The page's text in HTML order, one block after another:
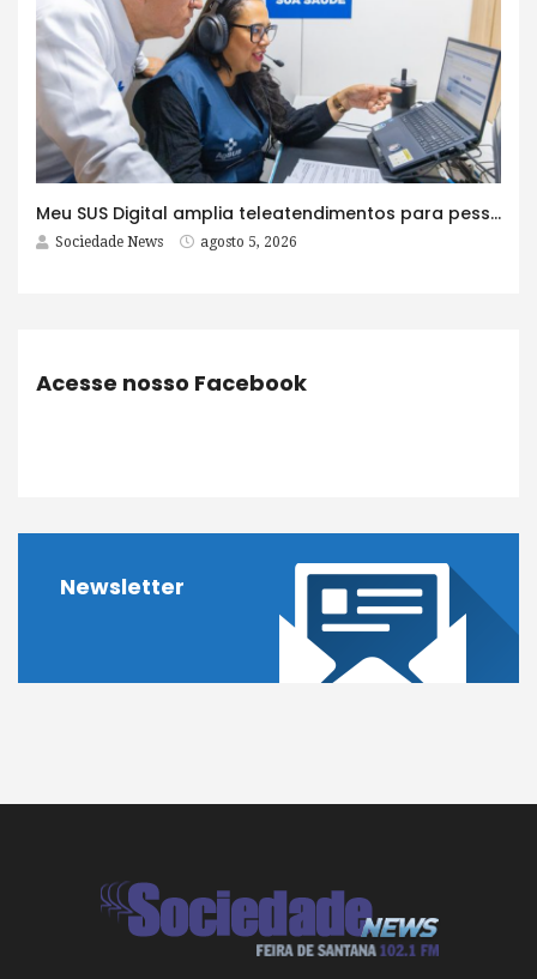
Meu SUS Digital amplia teleatendimentos para pessoas com problemas com jogos e apostas
Sociedade News agosto 5, 2026
Acesse nosso Facebook
Newsletter